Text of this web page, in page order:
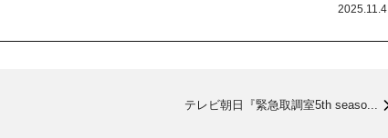
2025.11.4
テレビ朝日『緊急取調室5th seaso...